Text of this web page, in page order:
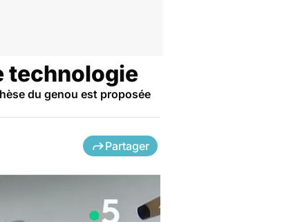
technologie
du genou est proposée
Partager